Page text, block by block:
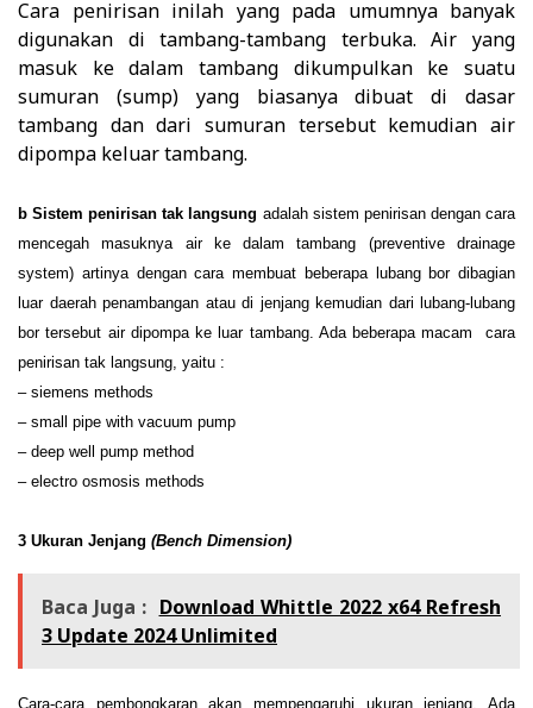
Cara penirisan inilah yang pada umumnya banyak
digunakan di tambang-tambang terbuka. Air yang
masuk ke dalam tambang dikumpulkan ke suatu
sumuran (sump) yang biasanya dibuat di dasar
tambang dan dari sumuran tersebut kemudian air
dipompa keluar tambang.
b Sistem penirisan tak langsung adalah sistem penirisan dengan cara
mencegah masuknya air ke dalam tambang (preventive drainage
system) artinya dengan cara membuat beberapa lubang bor dibagian
luar daerah penambangan atau di jenjang kemudian dari lubang-lubang
bor tersebut air dipompa ke luar tambang. Ada beberapa macam cara
penirisan tak langsung, yaitu :
– siemens methods
– small pipe with vacuum pump
– deep well pump method
– electro osmosis methods
3 Ukuran Jenjang (Bench Dimension)
Baca Juga : Download Whittle 2022 x64 Refresh
3 Update 2024 Unlimited
Cara-cara pembongkaran akan mempengaruhi ukuran jenjang. Ada